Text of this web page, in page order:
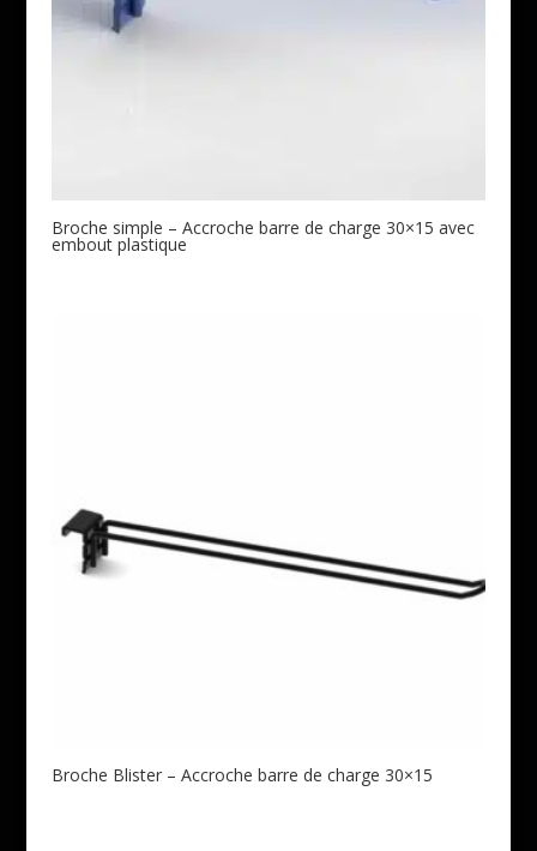
Broche simple – Accroche barre de charge 30×15 avec
embout plastique
Broche Blister – Accroche barre de charge 30×15